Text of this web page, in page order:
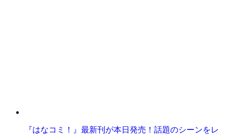
『はなコミ！』最新刊が本日発売！話題のシーンをレ